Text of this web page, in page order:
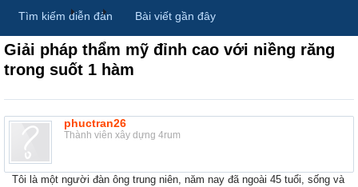
Diễn đàn ... Dược phẩm, y tế & sách báo
Giải pháp thẩm mỹ đỉnh cao với niềng răng
trong suốt 1 hàm
phuctran26
Thành viên xây dựng 4rum
Tôi là một người đàn ông trung niên, năm nay đã ngoài 45 tuổi, sống và
Tìm kiếm diễn đàn Bài viết gần đây